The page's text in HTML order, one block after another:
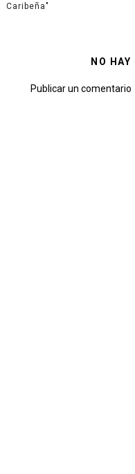
Caribeña"
NO
Publicar un comentario